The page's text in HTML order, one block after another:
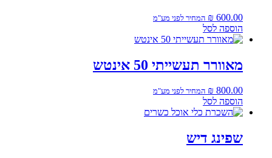
₪ 600.00 המחיר לפני מע"מ
הוספה לסל
מאוורר תעשייתי 50 אינטש
₪ 800.00 המחיר לפני מע"מ
הוספה לסל
שפינג דיש